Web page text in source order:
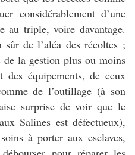
considérablement d’une
au triple, voire davantage.
sûr de l’aléa des récoltes ;
de la gestion plus ou moins
des équipements, de ceux
de l’outillage (à son
surprise de voir que le
Salines est défectueux),
à porter aux esclaves,